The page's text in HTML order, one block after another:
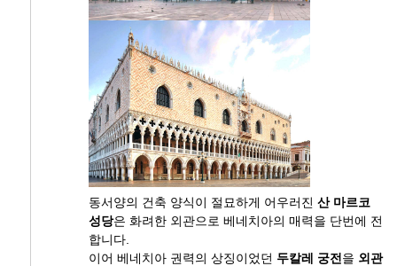
동서양의 건축 양식이 절묘하게 어우러진 산 마르코
성당은 화려한 외관으로 베네치아의 매력을 단번에 전
합니다.
이어 베네치아 권력의 상징이었던 두칼레 궁전을 외관